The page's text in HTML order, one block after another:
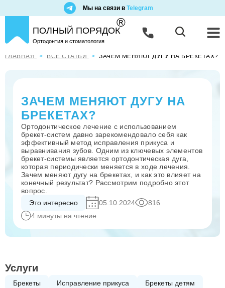
Мы на связи в Telegram
ПОЛНЫЙ ПОРЯДОК
®
Ортодонтия и стоматология
ГЛАВНАЯ ВСЕ СТАТЬИ ЗАЧЕМ МЕНЯЮТ ДУГУ НА БРЕКЕТАХ?
ЗАЧЕМ МЕНЯЮТ ДУГУ НА
БРЕКЕТАХ?
Ортодонтическое лечение с использованием
брекет-систем давно зарекомендовало себя как
эффективный метод исправления прикуса и
выравнивания зубов. Одним из ключевых элементов
брекет-системы является ортодонтическая дуга,
которая периодически меняется в ходе лечения.
Зачем меняют дугу на брекетах, и как это влияет на
конечный результат? Рассмотрим подробно этот
вопрос.
Это интересно
05.10.2024
816
4 минуты на чтение
Услуги
Брекеты Исправление прикуса
Брекеты детям